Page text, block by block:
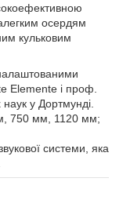
осердям
кульковим
Elemente і проф.
у Дортмунді.
750 мм, 1120 мм;
системи, яка